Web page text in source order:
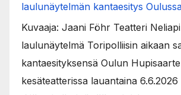
laulunäytelmän kantaesitys
Kuvaaja: Jaani Föhr Teatteri
laulunäytelmä Toripolliisin aikaan
kantaesityksensä Oulun
kesäteatterissa lauantaina